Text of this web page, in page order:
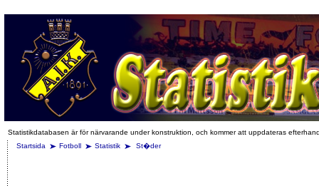
Statistikdatabasen är för närvarande under konstruktion, och kommer att uppdateras
Startsida
Fotboll Statistik St�der